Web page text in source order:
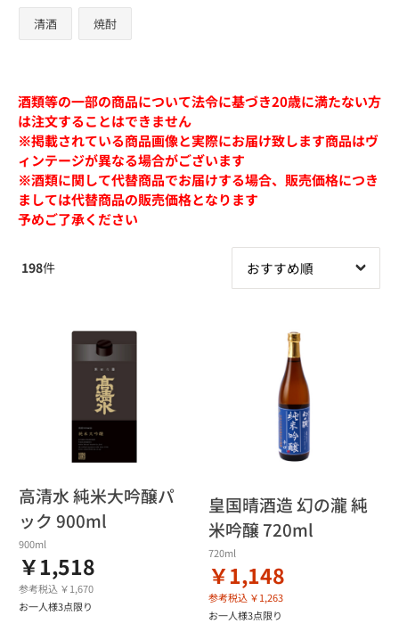
清酒 焼酎
酒類等の一部の商品について法令に基づき20歳に満たない方
は注文することはできません
※掲載されている商品画像と実際にお届け致します商品はヴ
ィンテージが異なる場合がございます
※酒類に関して代替商品でお届けする場合、販売価格につき
ましては代替商品の販売価格となります
予めご了承ください
198件
高清水 純米大吟醸パ
ック 900ml
900ml
￥1,518
参考税込 ￥1,670
お一人様3点限り
皇国晴酒造 幻の瀧 純
米吟醸 720ml
720ml
￥1,148
参考税込 ￥1,263
お一人様3点限り